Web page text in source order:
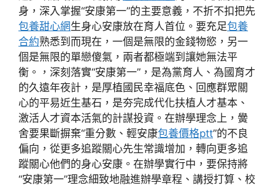
身，深入掌握“安康第一”的主要意義，不折不扣把先
包養甜心網生身心安康放在育人首位。要充足包養
合約熟悉到而現在，一個是無限的金錢物慾，另一
個是無限的單戀傻氣，兩者都極端到讓她無法平
衡。，深刻落實“安康第一”，是為黨育人、為國育才
的久遠年夜計，是厚植國民幸福底色、回應群眾關
心的平易近生基石，是夯完成代化扶植人才基本、
激活人才資本活氣的計謀投資。在辦學理念上，黌
舍要果斷摒棄“重分數、輕安康包養價格ptt”的不良
偏向，從更多追蹤關心先生常識增加，轉向更多追
蹤關心他們的身心安康。在辦學實行中，要保持將
“安康第一”理念細致地融進辦學章程、講授打算、校